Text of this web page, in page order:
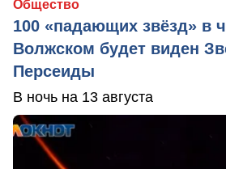
Общество
100 «падающих звёзд» в
Волжском будет виден
Персеиды
В ночь на 13 августа